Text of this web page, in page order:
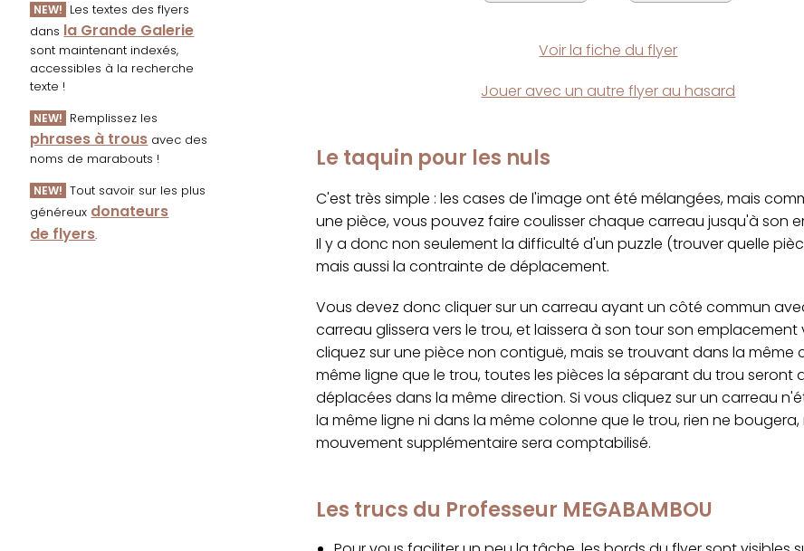
NEW! Les textes des flyers
dans la Grande Galerie
sont maintenant indexés,
accessibles à la recherche
texte !
NEW! Remplissez les
phrases à trous avec des
noms de marabouts !
NEW! Tout savoir sur les plus
généreux donateurs
de flyers.
Voir la fiche du flyer
Jouer avec un autre flyer au hasard
Le taquin pour les nuls
C'est très simple : les cases de l'image ont été mélangées, mais
une pièce, vous pouvez faire coulisser chaque carreau jusqu'à son
Il y a donc non seulement la difficulté d'un puzzle (trouver quelle
mais aussi la contrainte de déplacement.
Vous devez donc cliquer sur un carreau ayant un côté commun
carreau glissera vers le trou, et laissera à son tour son emplacement
cliquez sur une pièce non contiguë, mais se trouvant dans la même
même ligne que le trou, toutes les pièces la séparant du trou seront
déplacées dans la même direction. Si vous cliquez sur un carreau
la même ligne ni dans la même colonne que le trou, rien ne bougera,
mouvement supplémentaire sera comptabilisé.
Les trucs du Professeur MEGABAMBOU